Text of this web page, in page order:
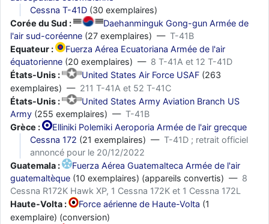
Cessna T-41D (30 exemplaires)
Corée du Sud :
Daehanminguk Gong-gun Armée de
l'air sud-coréenne (27 exemplaires) — T-41B
Equateur :
Fuerza Aérea Ecuatoriana Armée de l'air
équatorienne (20 exemplaires) — 8 T-41A et 12 T-41D
États-Unis :
United States Air Force USAF(263
exemplaires) — 211 T-41A et 52 T-41C
États-Unis :
United States Army Aviation Branch US
Army (255 exemplaires) — T-41B
Grèce :
Elliniki Polemiki Aeroporia Armée de l'air grecque
Cessna 172 (21 exemplaires) — T-41D ; retrait officiel
annoncé pour le 20/12/2022
Guatemala :
Fuerza Aérea Guatemalteca Armée de l'air
guatemaltèque (10 exemplaires) (appareils convertis) — 8
Cessna R172K Hawk XP, 1 Cessna 172K et 1 Cessna 172L
Haute-Volta :
Force aérienne de Haute-Volta (1
exemplaire) (conversion)